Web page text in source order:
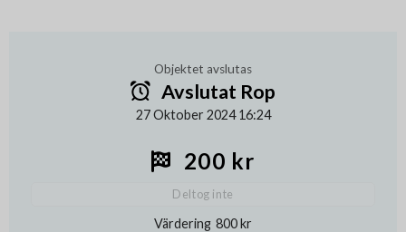
Objektet avslutas
Avslutat Rop
27 Oktober 2024 16:24
200 kr
Deltog inte
Värdering 800 kr